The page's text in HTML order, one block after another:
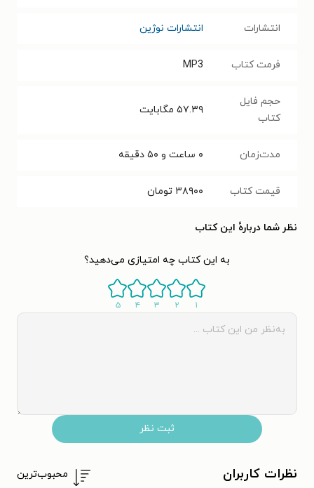
انتشارات انتشارات نوژین
فرمت کتاب MP3
حجم فایل
کتاب
۵۷.۳۹ مگابایت
مدت‌زمان ۰ ساعت و ۵۰ دقیقه
قیمت کتاب ۳۸۹۰۰ تومان
نظر شما دربارهٔ این کتاب
به این کتاب چه امتیازی می‌دهید؟
۱ ۲ ۳ ۴ ۵
ثبت نظر
نظرات کاربران محبوب‌ترین